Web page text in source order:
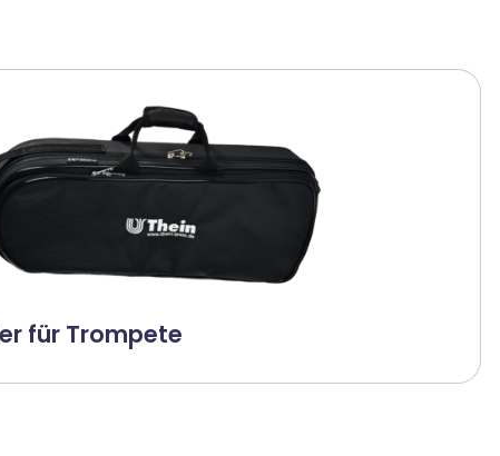
für Trompete